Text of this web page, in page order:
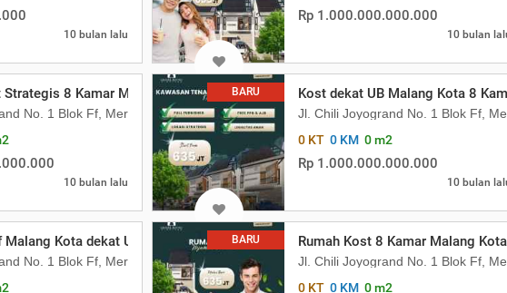
10 bulan lalu
Rp 1.000.000.000.000
10 bulan
8 Kamar Malang Kota 1 M
No. 1 Blok Ff, Merjosari, Kec. Lowokwaru, Kota Malang, Jawa Timur 65144
10 bulan lalu
BARU Kost dekat UB Malang Kota 8
Jl. Chili Joyogrand No. 1 Blok Ff,
0 KT 0 KM 0 m2
Rp 1.000.000.000.000
10 bulan
Kota dekat UB Harga 1 M
No. 1 Blok Ff, Merjosari, Kec. Lowokwaru, Kota Malang, Jawa Timur 65144
BARU Rumah Kost 8 Kamar Malang Kota
Jl. Chili Joyogrand No. 1 Blok Ff,
0 KT 0 KM 0 m2